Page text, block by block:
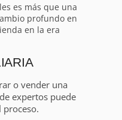
es más que una
profundo en
en la era
o vender una
expertos puede
proceso.